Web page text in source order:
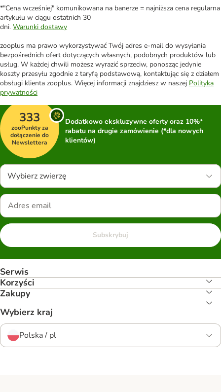
*"Cena wcześniej" komunikowana na banerze = najniższa cena regularna
artykułu w ciągu ostatnich 30
dni. Warunki dostawy
zooplus ma prawo wykorzystywać Twój adres e-mail do wysyłania
bezpośrednich ofert dotyczących własnych, podobnych produktów lub
usług. W każdej chwili możesz wyrazić sprzeciw, ponosząc jedynie
koszty przesyłu zgodnie z taryfą podstawową, kontaktując się z działem
obsługi klienta zooplus. Więcej informacji znajdziesz w naszej Polityka
prywatności
333
zooPunkty za
dołączenie do
Newslettera
Dodatkowo ekskluzywne oferty oraz 10%*
rabatu na drugie zamówienie (*dla nowych
klientów)
Wybierz zwierzę
Subskrybuj
Serwis
Korzyści
Zakupy
Wybierz kraj
Polska / pl